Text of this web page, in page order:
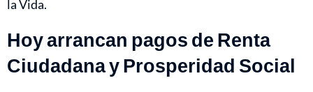
la Vida.
Hoy arrancan pagos de Renta
Ciudadana y Prosperidad Social